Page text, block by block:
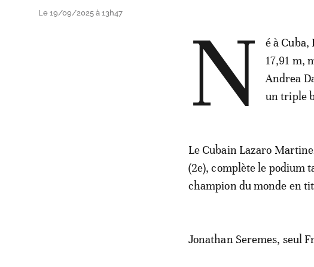
Le 19/09/2025 à 13h47 N
é à
17,91 m,
Andrea
un triple
Le Cubain Lazaro
(2e), complète le podium
champion du monde en
Jonathan Seremes, seul